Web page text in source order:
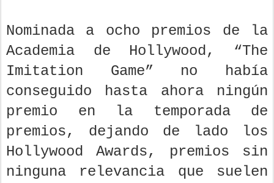
Nominada a ocho premios de la
Academia de Hollywood, “The
Imitation Game” no había
conseguido hasta ahora ningún
premio en la temporada de
premios, dejando de lado los
Hollywood Awards, premios sin
ninguna relevancia que suelen